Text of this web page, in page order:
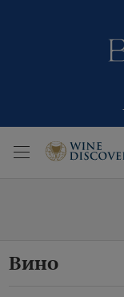
Вино